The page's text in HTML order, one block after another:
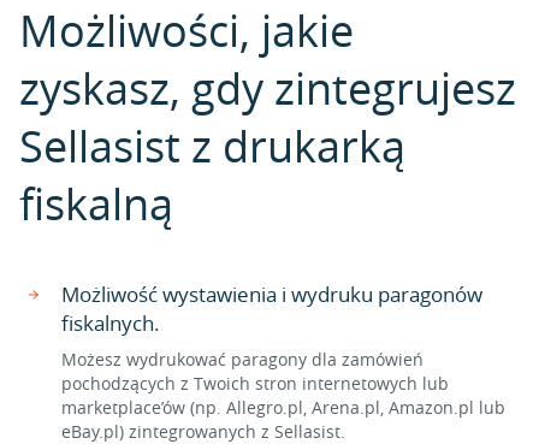
Możliwości, jakie
zyskasz, gdy zintegrujesz
Sellasist z drukarką
fiskalną
Możliwość wystawienia i wydruku paragonów
fiskalnych.
Możesz wydrukować paragony dla zamówień
pochodzących z Twoich stron internetowych lub
marketplace’ów (np. Allegro.pl, Arena.pl, Amazon.pl lub
eBay.pl) zintegrowanych z Sellasist.